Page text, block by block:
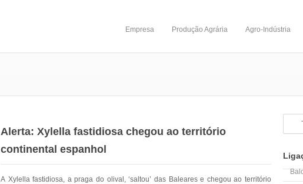
Empresa Produção Agrária Agro-Indústria
Alerta: Xylella fastidiosa chegou ao território
continental espanhol
A Xylella fastidiosa, a praga do olival, ‘saltou’ das Baleares e chegou ao território